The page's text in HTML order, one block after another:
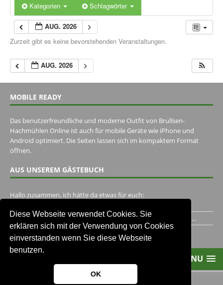
Diese Webseite verwendet Cookies. Sie
erklären sich mit der Verwendung von Cookies
einverstanden wenn Sie diese Webseite
benutzen.
OK
Kategorien Schlagwörter
AUG. 2026
Zurzeit gibt es keine bevorstehenden Veranstaltungen.
AUG. 2026
MOBILE READY
Das benutzerfreundliche und moderne Outfit von Brullsen-
Hachmühlen Online ist auch für mobile Geräte wie iPhone und
Android optimiert. Die Seiten lassen sich im kompaktem Format
öffnen.
AUS UNSEREM GÄSTEBUCH
Hallo zusammen, ich hätte da etwas für euch:
Ich habe ein Jahr im Gasthaus Hugo Pape verbracht..Habe ihn...
Unser Gästebuch besuchen
MENU